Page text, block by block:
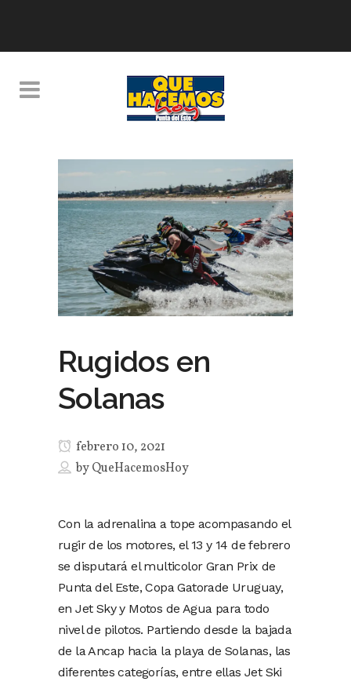
Rugidos en
Solanas
febrero 10, 2021
byQueHacemosHoy
Con la adrenalina a tope acompasando el
rugir de los motores, el 13 y 14 de febrero
se disputará el multicolor Gran Prix de
Punta del Este, Copa Gatorade Uruguay,
en Jet Sky y Motos de Agua para todo
nivel de pilotos. Partiendo desde la bajada
de la Ancap hacia la playa de Solanas, las
diferentes categorías, entre ellas Jet Ski